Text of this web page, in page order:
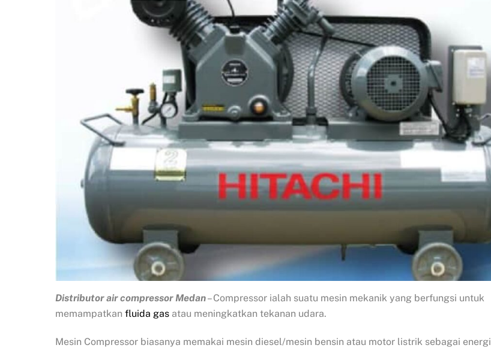
Distributor air compressor Medan– Compressor ialah suatu mesin mekanik yang berfungsi untuk
memampatkan fluida gas atau meningkatkan tekanan udara.
Mesin Compressor biasanya memakai mesin diesel/mesin bensin atau motor listrik sebagai energi